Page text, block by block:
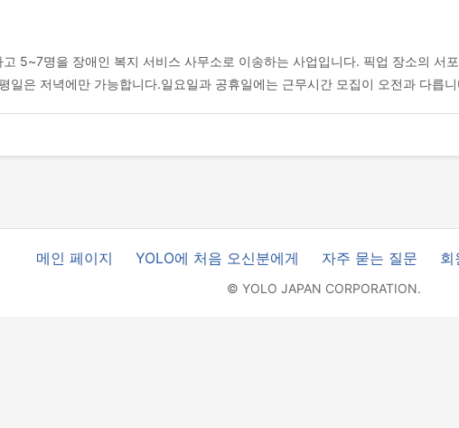
5~7명을 장애인 복지 서비스 사무소로 이송하는 사업입니다. 픽업 장소의 서
일은 저녁에만 가능합니다.일요일과 공휴일에는 근무시간 모집이 오전과 다릅니
메인 페이지 YOLO에 처음 오신분에게 자주 묻는 질문 회
© YOLO JAPAN CORPORATION.